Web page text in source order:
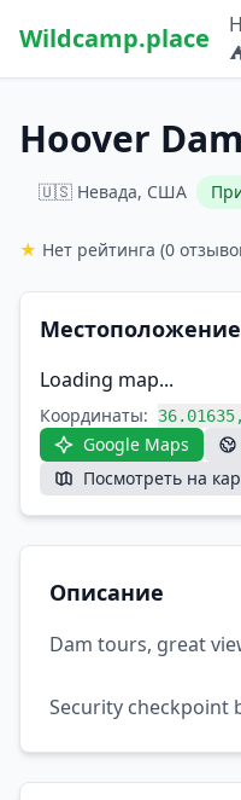
Wildcamp.place
Hoover Dam
🇺🇸 Невада, США
★ Нет рейтинга (0
Местоположение
Loading map...
Координаты:
Google Maps
Посмотреть на
Описание
Dam tours, great
Security checkpoint